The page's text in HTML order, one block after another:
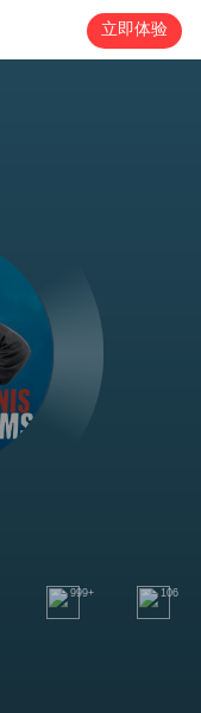
立即体验
999+ 106